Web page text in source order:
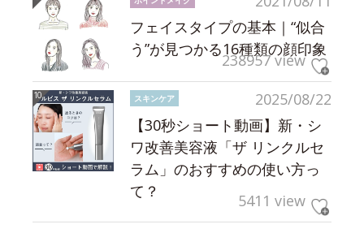
フェイスタイプの基本｜“似合
う”が見つかる16種類の顔印象
238957 view
2025/08/22
スキンケア
【30秒ショート動画】新・シ
ワ改善美容液「ザ リンクルセ
ラム」のおすすめの使い方っ
て？
5411 view